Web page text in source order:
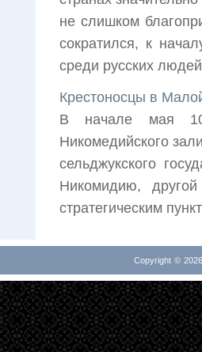
не слишком
сократился, к
среди русских
Крестоносцы в
В начале мая
Никомедийского
сельджукского
Никомидию,
стратегическим
Copyright ©